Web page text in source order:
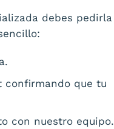
debes pedirla
confirmando que tu
con nuestro equipo.